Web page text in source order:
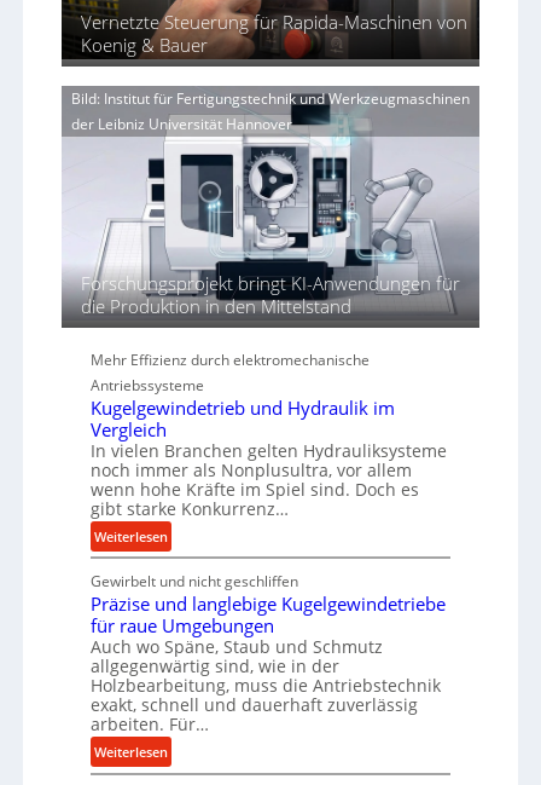
i
r
V
r
j
a
n
d
i
r
n
g
e
n
e
r
ö
h
d
i
e
e
r
f
o
r
m
a
n
c
e
b
e
i
m
D
r
ü
c
Vernetzte Steuerung für Rapida-Maschinen von
Koenig & Bauer
Bild: Institut für Fertigungstechnik und Werkzeugmaschinen
der Leibniz Universität Hannover
Forschungsprojekt bringt KI-Anwendungen für
die Produktion in den Mittelstand
Mehr Effizienz durch elektromechanische
Antriebssysteme
Kugelgewindetrieb und Hydraulik im
Vergleich
In vielen Branchen gelten Hydrauliksysteme
noch immer als Nonplusultra, vor allem
wenn hohe Kräfte im Spiel sind. Doch es
gibt starke Konkurrenz…
Weiterlesen:
K
u
g
e
l
g
e
w
i
n
Gewirbelt und nicht geschliffen
Präzise und langlebige Kugelgewindetriebe
für raue Umgebungen
Auch wo Späne, Staub und Schmutz
allgegenwärtig sind, wie in der
Holzbearbeitung, muss die Antriebstechnik
exakt, schnell und dauerhaft zuverlässig
arbeiten. Für…
Weiterlesen:
P